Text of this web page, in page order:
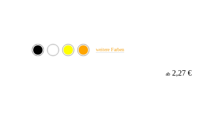
weitere Farben
ab 2,27 €